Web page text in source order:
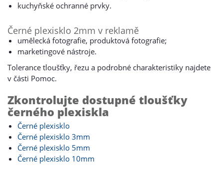
kuchyňské ochranné prvky.
Černé plexisklo 2mm v reklamě
umělecká fotografie, produktová fotografie;
marketingové nástroje.
Tolerance tloušťky, řezu a podrobné charakteristiky najdete
v části Pomoc.
Zkontrolujte dostupné tloušťky
černého plexiskla
Černé plexisklo
Černé plexisklo 3mm
Černé plexisklo 5mm
Černé plexisklo 10mm